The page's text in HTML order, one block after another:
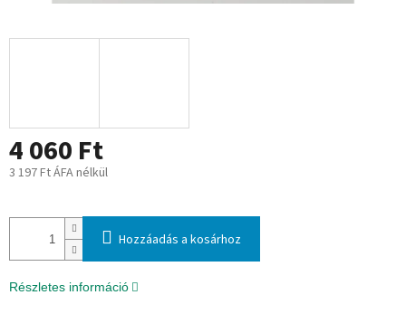
4 060 Ft
3 197 Ft ÁFA nélkül
Hozzáadás a kosárhoz
Részletes információ